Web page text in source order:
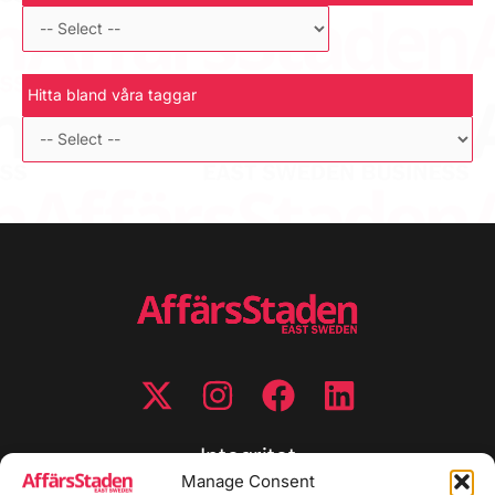
Manage Consent
Hitta bland våra taggar
Integritet